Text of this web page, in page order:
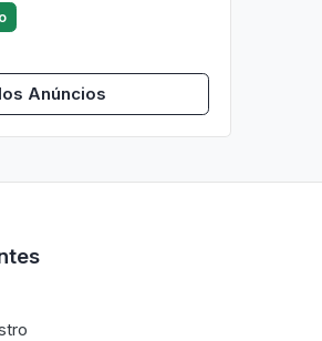
Anúncios